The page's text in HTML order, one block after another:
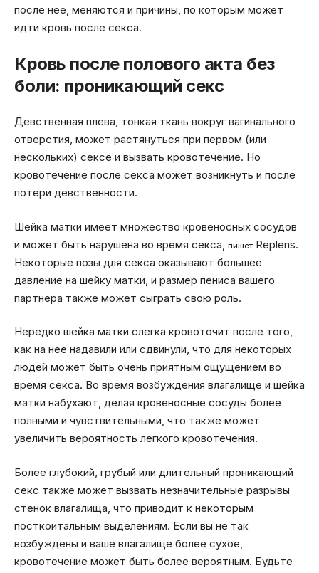
после нее, меняются и причины, по которым может
идти кровь после секса.
Кровь после полового акта без
боли: проникающий секс
Девственная плева, тонкая ткань вокруг вагинального
отверстия, может растянуться при первом (или
нескольких) сексе и вызвать кровотечение. Но
кровотечение после секса может возникнуть и после
потери девственности.
Шейка матки имеет множество кровеносных сосудов
и может быть нарушена во время секса,
пишет Replens.
Некоторые позы для секса оказывают большее
давление на шейку матки, и размер пениса вашего
партнера также может сыграть свою роль.
Нередко шейка матки слегка кровоточит после того,
как на нее надавили или сдвинули, что для некоторых
людей может быть очень приятным ощущением во
время секса. Во время возбуждения влагалище и шейка
матки набухают, делая кровеносные сосуды более
полными и чувствительными, что также может
увеличить вероятность легкого кровотечения.
Более глубокий, грубый или длительный проникающий
секс также может вызвать незначительные разрывы
стенок влагалища, что приводит к некоторым
посткоитальным выделениям. Если вы не так
возбуждены и ваше влагалище более сухое,
кровотечение может быть более вероятным. Будьте